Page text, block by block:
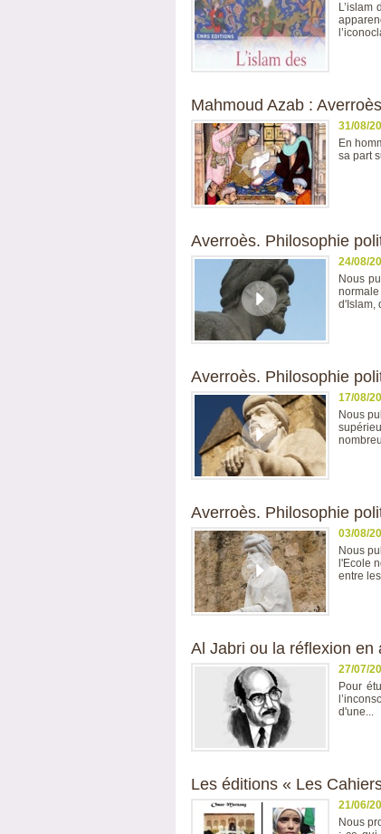
Mahmoud Azab :
31/08/
En
sa part
Averroès. Philosophie
24/08/
Nous
d'Islam,
Averroès. Philosophie
17/08/
Nous
Averroès. Philosophie
03/08/
Nous
l'Ecole
entre
Al Jabri ou la réflexion en
27/07/
Pour
d'une...
Les éditions « Les
21/06/
Nous